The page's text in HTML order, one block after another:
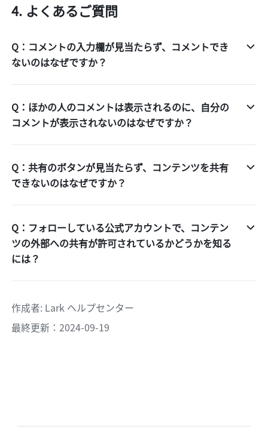
よくあるご質問
Q：コメントの入力欄が見当たらず、コメントでき
ないのはなぜですか？
Q：ほかの人のコメントは表示されるのに、自分の
コメントが表示されないのはなぜですか？
Q：共有のボタンが見当たらず、コンテンツを共有
できないのはなぜですか？
Q：フォローしている公式アカウントで、コンテン
ツの外部への共有が許可されているかどうかを知る
には？
作成者: Lark ヘルプセンター
最終更新：2024-09-19